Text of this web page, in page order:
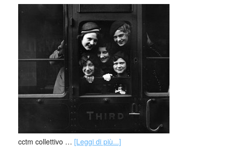
cctm collettivo … [Leggi di più...]